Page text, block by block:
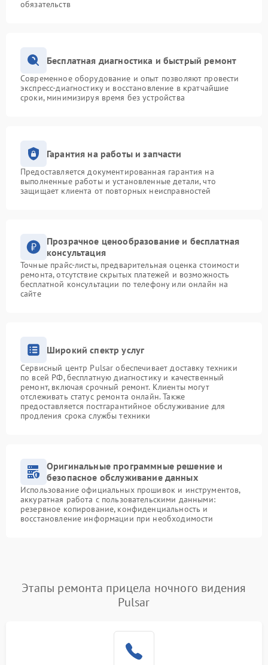
обязательств
Бесплатная диагностика и быстрый ремонт
Современное оборудование и опыт позволяют провести
экспресс-диагностику и восстановление в кратчайшие
сроки, минимизируя время без устройства
Гарантия на работы и запчасти
Предоставляется документированная гарантия на
выполненные работы и установленные детали, что
защищает клиента от повторных неисправностей
Прозрачное ценообразование и бесплатная
консультация
Точные прайс-листы, предварительная оценка стоимости
ремонта, отсутствие скрытых платежей и возможность
бесплатной консультации по телефону или онлайн на
сайте
Широкий спектр услуг
Сервисный центр Pulsar обеспечивает доставку техники
по всей РФ, бесплатную диагностику и качественный
ремонт, включая срочный ремонт. Клиенты могут
отслеживать статус ремонта онлайн. Также
предоставляется постгарантийное обслуживание для
продления срока службы техники
Оригинальные программные решение и
безопасное обслуживание данных
Использование официальных прошивок и инструментов,
аккуратная работа с пользовательскими данными:
резервное копирование, конфиденциальность и
восстановление информации при необходимости
Этапы ремонта прицела ночного видения
Pulsar